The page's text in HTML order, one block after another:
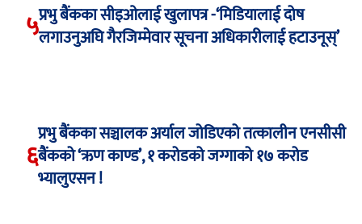
५प्रभु बैंकका सीइओलाई खुलापत्र -‘मिडियालाई दोष
लगाउनुअघि गैरजिम्मेवार सूचना अधिकारीलाई हटाउनूस्’
६
प्रभु बैंकका सञ्चालक अर्याल जोडिएको तत्कालीन एनसीसी
बैंकको ‘ऋण काण्ड’, १ करोडको जग्गाको १७ करोड
भ्यालुएसन !